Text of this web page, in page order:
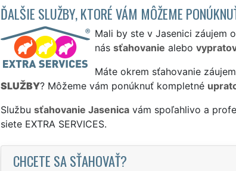
ĎALŠIE SLUŽBY, KTORÉ VÁM MÔŽEME
Mali by ste v Jasenici záujem
nás sťahovanie alebo
Máte okrem sťahovanie
SLUŽBY? Môžeme vám ponúknuť kompletné
Službu sťahovanie Jasenicavám spoľahlivo a
siete EXTRA SERVICES.
CHCETE SA SŤAHOVAŤ?